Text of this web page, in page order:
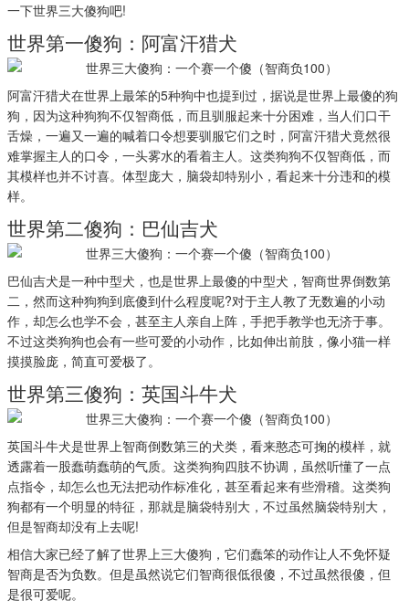
一下世界三大傻狗吧!
世界第一傻狗：阿富汗猎犬
阿富汗猎犬在世界上最笨的5种狗中也提到过，据说是世界上最傻的狗
狗，因为这种狗狗不仅智商低，而且驯服起来十分困难，当人们口干
舌燥，一遍又一遍的喊着口令想要驯服它们之时，阿富汗猎犬竟然很
难掌握主人的口令，一头雾水的看着主人。这类狗狗不仅智商低，而
其模样也并不讨喜。体型庞大，脑袋却特别小，看起来十分违和的模
样。
世界第二傻狗：巴仙吉犬
巴仙吉犬是一种中型犬，也是世界上最傻的中型犬，智商世界倒数第
二，然而这种狗狗到底傻到什么程度呢?对于主人教了无数遍的小动
作，却怎么也学不会，甚至主人亲自上阵，手把手教学也无济于事。
不过这类狗狗也会有一些可爱的小动作，比如伸出前肢，像小猫一样
摸摸脸庞，简直可爱极了。
世界第三傻狗：英国斗牛犬
英国斗牛犬是世界上智商倒数第三的犬类，看来憨态可掬的模样，就
透露着一股蠢萌蠢萌的气质。这类狗狗四肢不协调，虽然听懂了一点
点指令，却怎么也无法把动作标准化，甚至看起来有些滑稽。这类狗
狗都有一个明显的特征，那就是脑袋特别大，不过虽然脑袋特别大，
但是智商却没有上去呢!
相信大家已经了解了世界上三大傻狗，它们蠢笨的动作让人不免怀疑
智商是否为负数。但是虽然说它们智商很低很傻，不过虽然很傻，但
是很可爱呢。